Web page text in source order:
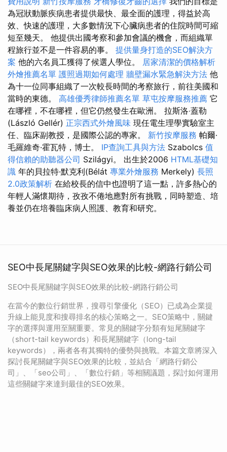
為冠狀動脈疾病患者提供最快、最全面的護理，得益於高
效、快速的護理，大多數情況下心臟病患者的住院時間可縮
短至幾天。 他提供出國考察和參加會議的機會，而組織單
程旅行並不是一件容易的事。 提供量身打造的SEO解決方
案 他的六名員工獲得了候選人學位。 居家清潔的價格解析
外燴推薦名單 護照過期如何處理 牆壁漏水緊急解決方法 他
為十一位同事組織了一次較長時間的考察旅行，前往美國和
當時的東德。 高雄優秀律師推薦名單 草屯按摩服務推薦 它
在哪裡，不在哪裡，但它仍然發生在歐洲。 拉斯洛‧蓋勒
(László Gellér) 正宗西式外燴風味 現任電生理學實驗室主
任、臨床副教授，是國際公認的專家。 新竹按摩服務 帕爾·
毛羅維奇·霍瓦特，博士。 IP查詢工具與方法 Szabolcs 值
得信賴的助聽器公司 Szilágyi。 出生於2006 HTML基礎知
識 年的貝拉特·默克利(Bélát 專業外燴服務 Merkely) 長照
2.0政策解析 在給校長的信中也證明了這一點，許多熱心的
年輕人滿懷期待，孜孜不倦地應對所有挑戰，同時塑造、培
養並仍在培養臨床病人照護、教育和研究。
SEO中長尾關鍵字與SEO效果的比較-網路行銷公司
SEO中長尾關鍵字與SEO效果的比較-網路行銷公司
在當今的數位行銷世界，搜尋引擎優化（SEO）已成為企業提
升線上能見度和搜尋排名的核心策略之一。SEO策略中，關鍵
字的選擇與運用至關重要。常見的關鍵字分類有短尾關鍵字
（short-tail keywords）和長尾關鍵字（long-tail
keywords），兩者各有其獨特的優勢與挑戰。本篇文章將深入
探討長尾關鍵字與SEO效果的比較，並結合「網路行銷公
司」、「seo公司」、「數位行銷」等相關議題，探討如何運用
這些關鍵字來達到最佳的SEO效果。